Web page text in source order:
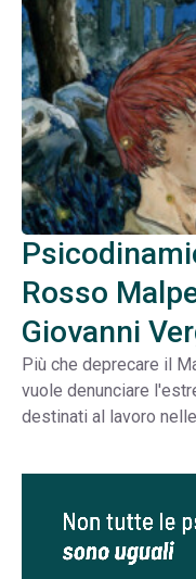
Rosso
Giovanni
Più che deprecare il
vuole denunciare
destinati al lavoro